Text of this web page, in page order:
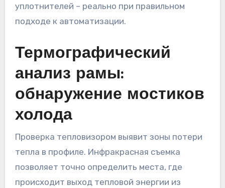
уплотнителей – реально при правильном
подходе к автоматизации.
Термографический
анализ рамы:
обнаружение мостиков
холода
Проверка тепловизором выявит зоны потери
тепла в профиле. Инфракрасная съемка
позволяет точно определить места, где
происходит выход тепловой энергии из